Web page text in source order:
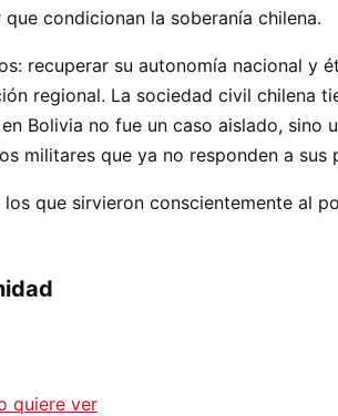
condicionan la soberanía chilena.
recuperar su autonomía nacional y
regional. La sociedad civil chilena
Bolivia no fue un caso aislado,
militares que ya no responden a sus
que sirvieron conscientemente al
quiere ver